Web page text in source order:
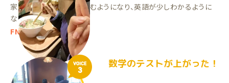
家庭教師で学習に取り組むようになり、英語が少しわかるように
なりました！
FNくん（中2）
VOICE
3
数学のテストが上がった！